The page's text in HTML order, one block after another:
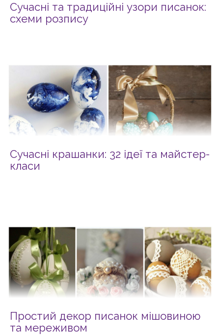
Сучасні та традиційні узори писанок:
схеми розпису
Сучасні крашанки: 32 ідеї та майстер-
класи
Простий декор писанок мішовиною
та мереживом